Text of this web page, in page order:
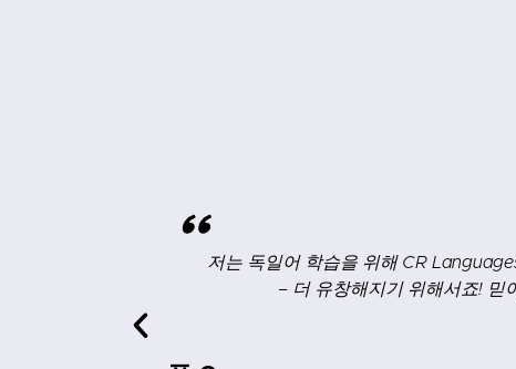
"수업을 마칠 때마다 시간과 돈이 아깝
독일어로 대화하기. 이를 통해 개선할 부분